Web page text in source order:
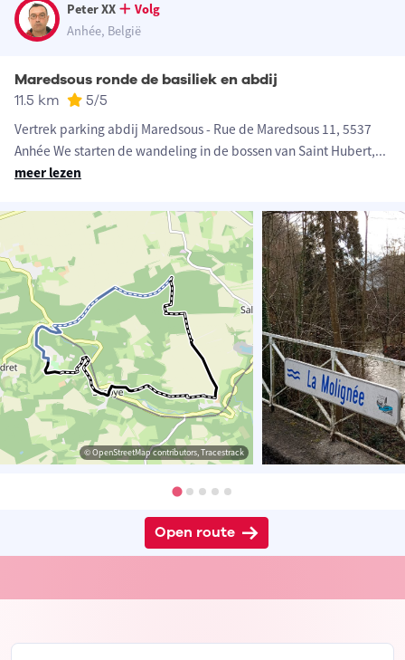
Peter XX
Volg
Anhée, België
Maredsous ronde de basiliek en abdij
11.5 km 5/5
Vertrek parking abdij Maredsous - Rue de Maredsous 11, 5537
Anhée We starten de wandeling in de bossen van Saint Hubert,...
meer lezen
© OpenStreetMap contributors, Tracestrack
Open route